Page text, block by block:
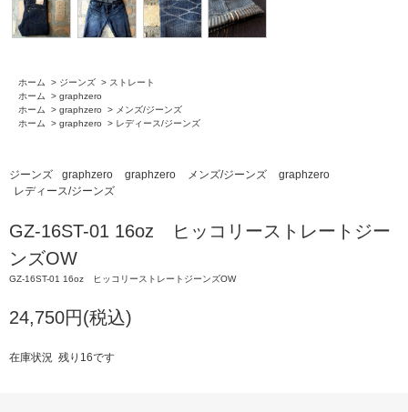
ホーム > ジーンズ > ストレート
ホーム
> graphzero
ホーム
> graphzero > メンズ/ジーンズ
ホーム
> graphzero > レディース/ジーンズ
ジーンズ graphzero graphzero メンズ/ジーンズ
graphzero
レディース/ジーンズ
GZ-16ST-01 16oz ヒッコリーストレートジー
ンズOW
GZ-16ST-01 16oz ヒッコリーストレートジーンズOW
24,750円(税込)
在庫状況 残り16です